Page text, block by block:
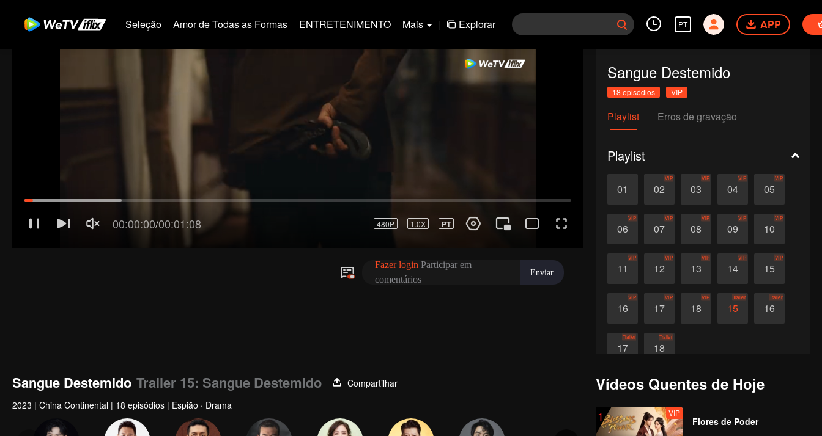
Seleção Amor de Todas as Formas ENTRETENIMENTO Mais | Explorar PT APP
Sangue Destemido
18 episódios VIP
Playlist Erros de gravação
Playlist
01 02
VIP
03
VIP
04
VIP
05
VIP
06
VIP
07
VIP
08
VIP
09
VIP
10
VIP
11
VIP
12
VIP
13
VIP
14
VIP
15
VIP
16
VIP
17
VIP
18
VIP
15
Trailer
16
Trailer
17
Trailer
18
Trailer
Sangue Destemido Trailer 15: Sangue Destemido
Compartilhar
2023 | China Continental | 18 episódios | Espião · Drama
Vídeos Quentes de Hoje
1 VIP
Flores de Poder